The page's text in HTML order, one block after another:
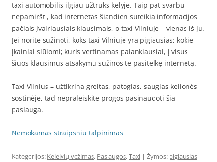
taxi automobilis ilgiau užtruks kelyje. Taip pat svarbu
nepamiršti, kad internetas šiandien suteikia informacijos
pačiais įvairiausiais klausimais, o taxi Vilniuje – vienas iš jų.
Jei norite sužinoti, koks taxi Vilniuje yra pigiausias; kokie
įkainiai siūlomi; kuris vertinamas palankiausiai, į visus
šiuos klausimus atsakymu sužinosite pasitelkę internetą.
Taxi Vilnius – užtikrina greitas, patogias, saugias kelionės
sostinėje, tad nepraleiskite progos pasinaudoti šia
paslauga.
Nemokamas straipsniu talpinimas
Kategorijos: Keleivių vežimas, Paslaugos,Taxi | Žymos: pigiausias